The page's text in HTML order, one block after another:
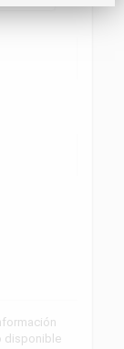
disponible